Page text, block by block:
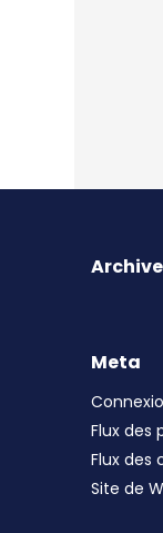
Meta
Flux des
Flux des
Site de